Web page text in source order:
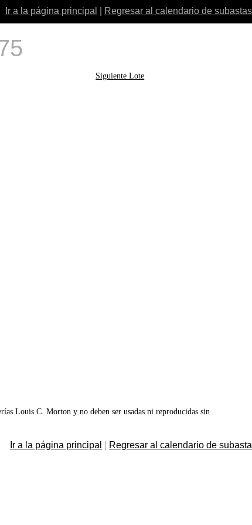
Ir a la página principal Regresar al calendario de subastas
Siguiente Lote
Louis C. Morton y no deben ser usadas ni reproducidas sin
Ir a la página principal Regresar al calendario de